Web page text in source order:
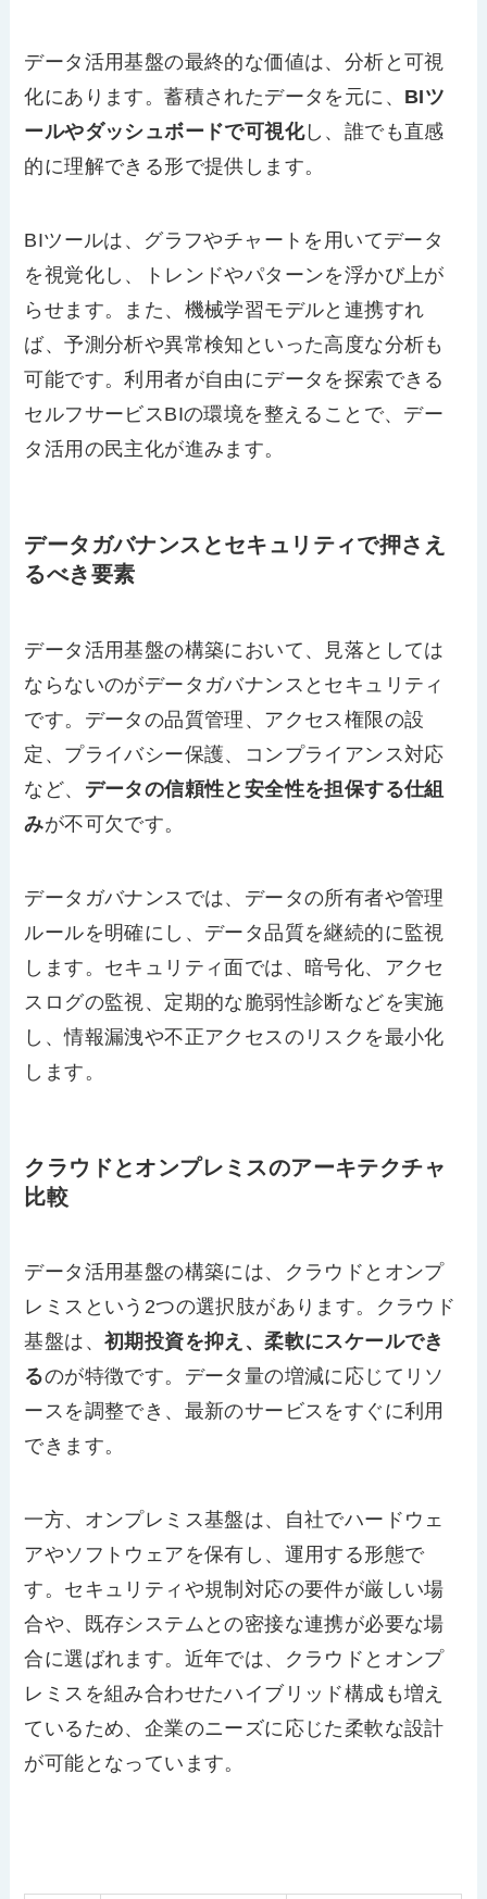
データ活用基盤の最終的な価値は、分析と可視
化にあります。蓄積されたデータを元に、 BIツ
ールやダッシュボードで可視化し、誰でも直感
的に理解できる形で提供します。
BIツールは、グラフやチャートを用いてデータ
を視覚化し、トレンドやパターンを浮かび上が
らせます。また、機械学習モデルと連携すれ
ば、予測分析や異常検知といった高度な分析も
可能です。利用者が自由にデータを探索できる
セルフサービスBIの環境を整えることで、デー
タ活用の民主化が進みます。
データガバナンスとセキュリティで押さえ
るべき要素
データ活用基盤の構築において、見落としては
ならないのがデータガバナンスとセキュリティ
です。データの品質管理、アクセス権限の設
定、プライバシー保護、コンプライアンス対応
など、 データの信頼性と安全性を担保する仕組
みが不可欠です。
データガバナンスでは、データの所有者や管理
ルールを明確にし、データ品質を継続的に監視
します。セキュリティ面では、暗号化、アクセ
スログの監視、定期的な脆弱性診断などを実施
し、情報漏洩や不正アクセスのリスクを最小化
します。
クラウドとオンプレミスのアーキテクチャ
比較
データ活用基盤の構築には、クラウドとオンプ
レミスという2つの選択肢があります。クラウド
基盤は、初期投資を抑え、柔軟にスケールでき
るのが特徴です。データ量の増減に応じてリソ
ースを調整でき、最新のサービスをすぐに利用
できます。
一方、オンプレミス基盤は、自社でハードウェ
アやソフトウェアを保有し、運用する形態で
す。セキュリティや規制対応の要件が厳しい場
合や、既存システムとの密接な連携が必要な場
合に選ばれます。近年では、クラウドとオンプ
レミスを組み合わせたハイブリッド構成も増え
ているため、企業のニーズに応じた柔軟な設計
が可能となっています。